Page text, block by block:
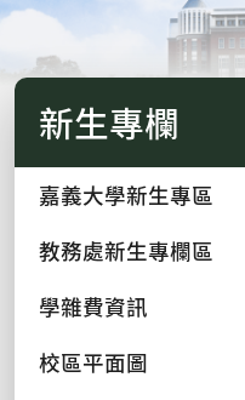
新生專欄
嘉義大學新生專區
教務處新生專欄區
學雜費資訊
校區平面圖